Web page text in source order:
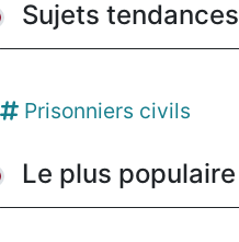
Sujets tendances
Prisonniers civils
Le plus populaire